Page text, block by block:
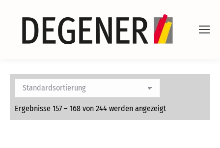
Ergebnisse 157 – 168 von 244 werden angezeigt